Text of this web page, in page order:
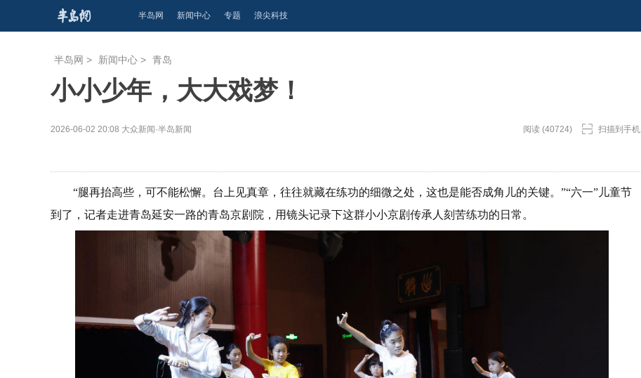
半岛网 新闻中心 专题 浪尖科技
半岛网 > 新闻中心 > 青岛
小小少年，大大戏梦！
2026-06-02 20:08 大众新闻·半岛新闻 阅读 (40724) 扫描到手机
“腿再抬高些，可不能松懈。台上见真章，往往就藏在练功的细微之处，这也是能否成角儿的关键。”“六一”儿童节
到了，记者走进青岛延安一路的青岛京剧院，用镜头记录下这群小小京剧传承人刻苦练功的日常。